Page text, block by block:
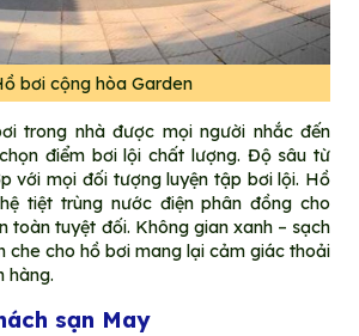
bơi cộng hòa Garden
trong nhà được mọi người nhắc đến
điểm bơi lội chất lượng. Độ sâu từ
với mọi đối tượng luyện tập bơi lội. Hồ
tiệt trùng nước điện phân đồng cho
toàn tuyệt đối. Không gian xanh – sạch
che cho hồ bơi mang lại cảm giác thoải
hàng.
sạn May